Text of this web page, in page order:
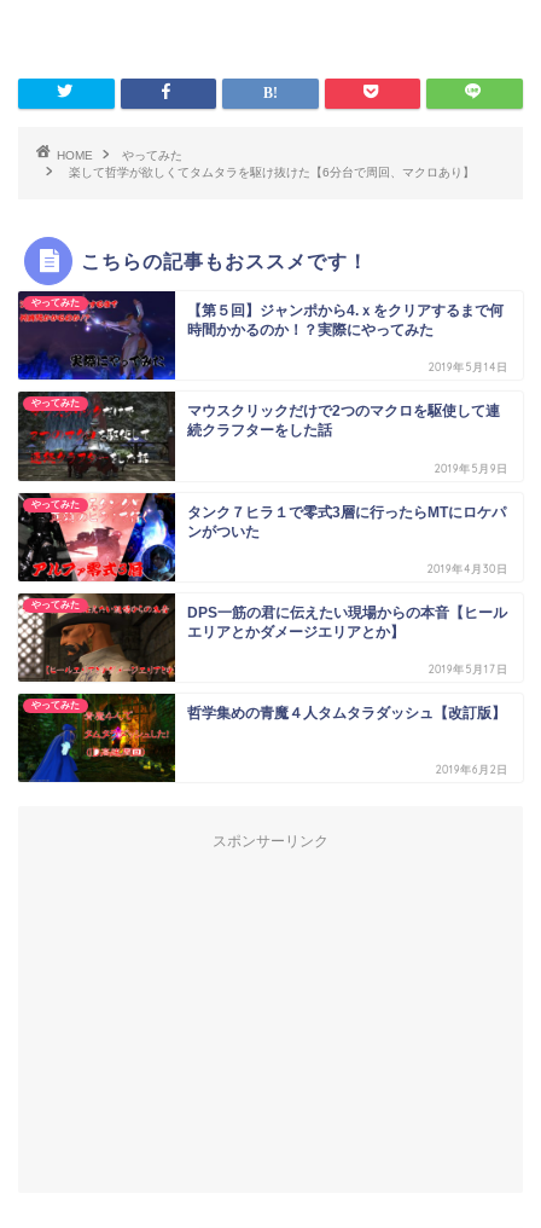
HOME
やってみた
楽して哲学が欲しくてタムタラを駆け抜けた【6分台で周回、マクロあり】
こちらの記事もおススメです！
やってみた
【第５回】ジャンポから4.ｘをクリアするまで何
時間かかるのか！？実際にやってみた
2019年5月14日
やってみた
マウスクリックだけで2つのマクロを駆使して連
続クラフターをした話
2019年5月9日
やってみた
タンク７ヒラ１で零式3層に行ったらMTにロケパ
ンがついた
2019年4月30日
やってみた
DPS一筋の君に伝えたい現場からの本音【ヒール
エリアとかダメージエリアとか】
2019年5月17日
やってみた 哲学集めの青魔４人タムタラダッシュ【改訂版】
2019年6月2日
スポンサーリンク